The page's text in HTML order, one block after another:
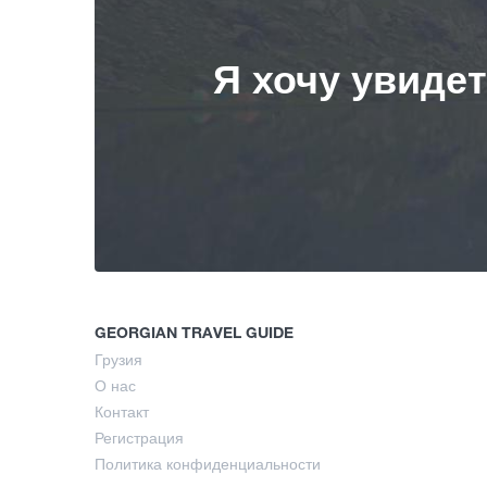
Я хочу
GEORGIAN TRAVEL GUIDE
Грузия
О нас
Контакт
Регистрация
Политика конфиденциальности